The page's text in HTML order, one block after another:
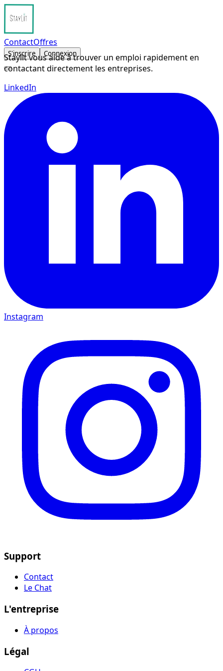
ContactOffres
S'inscrire Connexion
Staylit vous aide à trouver un emploi rapidement en
contactant directement les entreprises.
LinkedIn
Instagram
Support
Contact
Le Chat
L'entreprise
À propos
Légal